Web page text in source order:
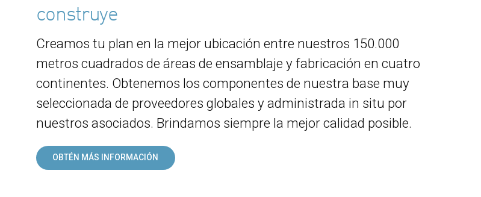
construye
Creamos tu plan en la mejor ubicación entre nuestros 150.000
metros cuadrados de áreas de ensamblaje y fabricación en cuatro
continentes. Obtenemos los componentes de nuestra base muy
seleccionada de proveedores globales y administrada in situ por
nuestros asociados. Brindamos siempre la mejor calidad posible.
OBTÉN MÁS INFORMACIÓN